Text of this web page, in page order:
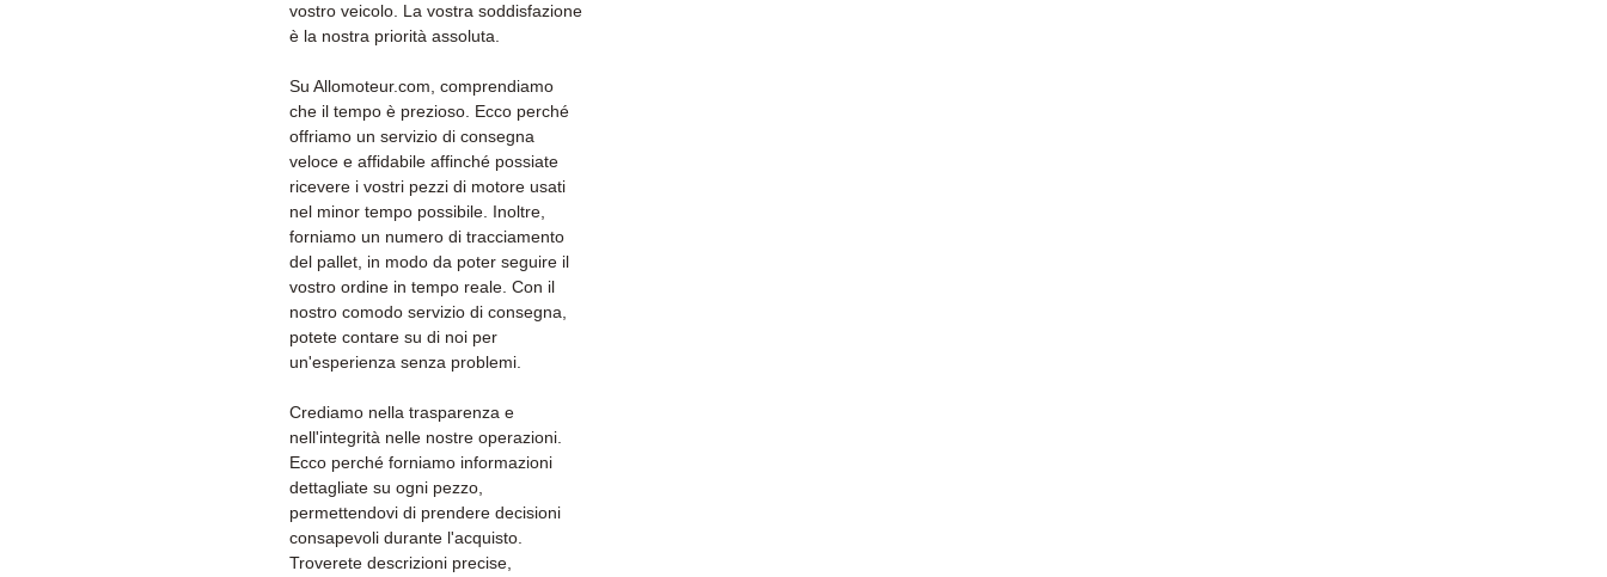
vostro veicolo. La vostra soddisfazione
è la nostra priorità assoluta.
Su Allomoteur.com, comprendiamo
che il tempo è prezioso. Ecco perché
offriamo un servizio di consegna
veloce e affidabile affinché possiate
ricevere i vostri pezzi di motore usati
nel minor tempo possibile. Inoltre,
forniamo un numero di tracciamento
del pallet, in modo da poter seguire il
vostro ordine in tempo reale. Con il
nostro comodo servizio di consegna,
potete contare su di noi per
un'esperienza senza problemi.
Crediamo nella trasparenza e
nell'integrità nelle nostre operazioni.
Ecco perché forniamo informazioni
dettagliate su ogni pezzo,
permettendovi di prendere decisioni
consapevoli durante l'acquisto.
Troverete descrizioni precise,